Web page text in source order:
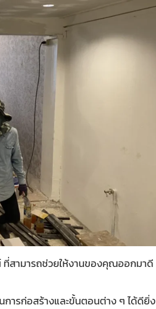
ที่สามารถช่วยให้งานของคุณออกมาดี
การก่อสร้างและขั้นตอนต่าง ๆ ได้ดียิ่ง